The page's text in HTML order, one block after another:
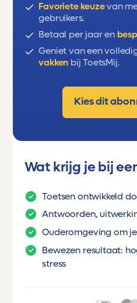
Europa wordt
Machtige heren,
Favoriete keuzevan
gebruikers.
Betaal per jaar en
Geniet van een
vakken bij ToetsMij.
Kies dit
Wat krijg je bij
Toetsen ontwikkeld
Antwoorden,
Ouderomgeving om
Bewezen resultaat:
stress